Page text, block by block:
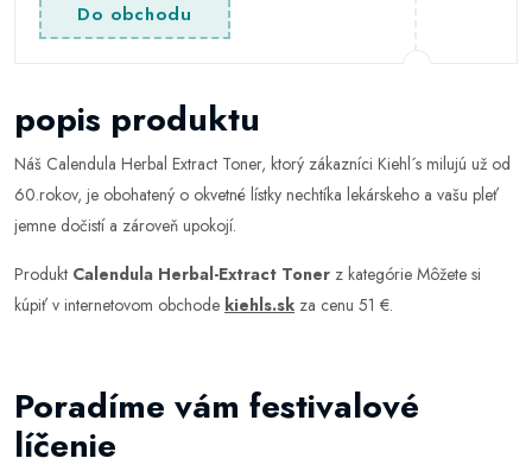
Do obchodu
popis produktu
Náš Calendula Herbal Extract Toner, ktorý zákazníci Kiehl´s milujú už od
60.rokov, je obohatený o okvetné lístky nechtíka lekárskeho a vašu pleť
jemne dočistí a zároveň upokojí.
Produkt Calendula Herbal-Extract Toner z kategórie Môžete si
kúpiť v internetovom obchode kiehls.sk za cenu 51 €.
Poradíme vám festivalové
líčenie